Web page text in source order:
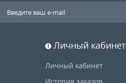
Личный кабинет
Личный кабинет
История заказов